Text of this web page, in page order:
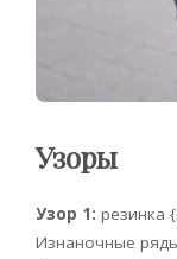
Узоры
Узор 1: резинка
Изнаночные